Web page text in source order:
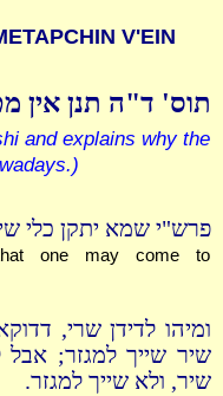
V'EIN
תוס' ד"ה תנן אין
and explains why the
פרש"י שמא יתקן כלי
one may come to
ומיהו לדידן שרי,
שיר שייך למגזר; אבל
שיר, ולא שייך למגזר.